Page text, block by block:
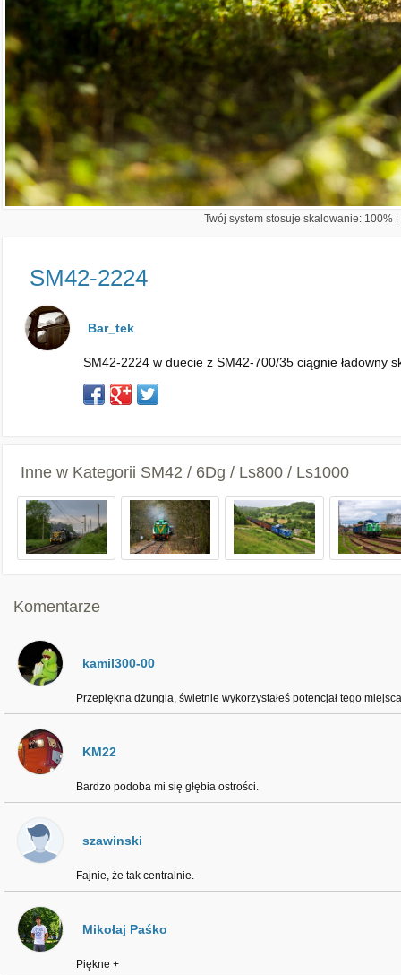
Twój system stosuje skalowanie: 100%
SM42-2224
Bar_tek
SM42-2224 w duecie z SM42-700/35 ciągnie ładowny
Inne w Kategorii SM42 / 6Dg / Ls800 / Ls1000
Komentarze
kamil300-00
Przepiękna dżungla, świetnie wykorzystałeś potencjał tego
KM22
Bardzo podoba mi się głębia ostrości.
szawinski
Fajnie, że tak centralnie.
Mikołaj Paśko
Piękne +